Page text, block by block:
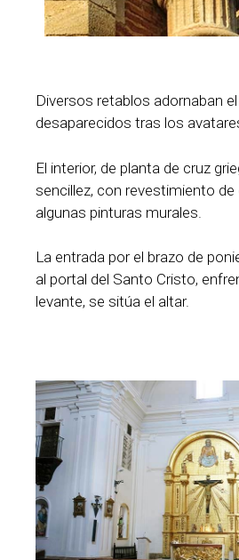
Diversos retablos adornaban
desaparecidos tras los
El interior, de planta de cruz
sencillez, con revestimiento
algunas pinturas murales.
La entrada por el brazo de
al portal del Santo Cristo,
levante, se sitúa el altar.